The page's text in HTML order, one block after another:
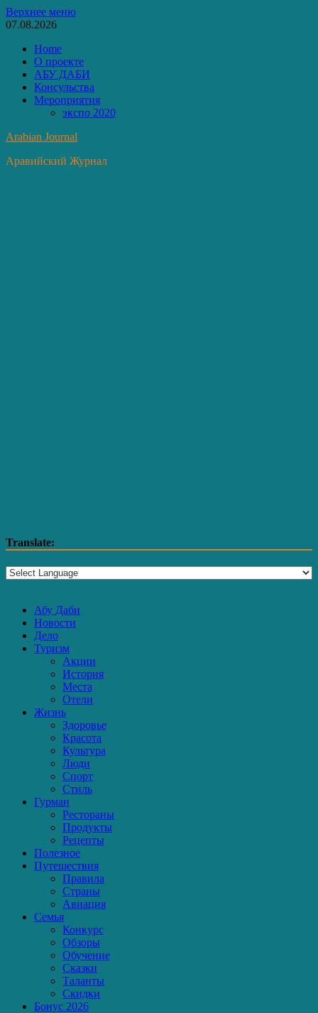
Перейти
к
Верхнее меню
07.08.2026
Home
О проекте
АБУ ДАБИ
Консульства
Мероприятия
экспо 2020
Arabian Journal
Аравийский Журнал
Translate:
Абу Даби
Новости
Дело
Туризм
Акции
История
Места
Отели
Жизнь
Здоровье
Красота
Культура
Люди
Спорт
Стиль
Гурман
Рестораны
Продукты
Рецепты
Полезное
Путешествия
Правила
Страны
Авиация
Семья
Конкурс
Обзоры
Обучение
Сказки
Таланты
Скидки
Бонус 2026